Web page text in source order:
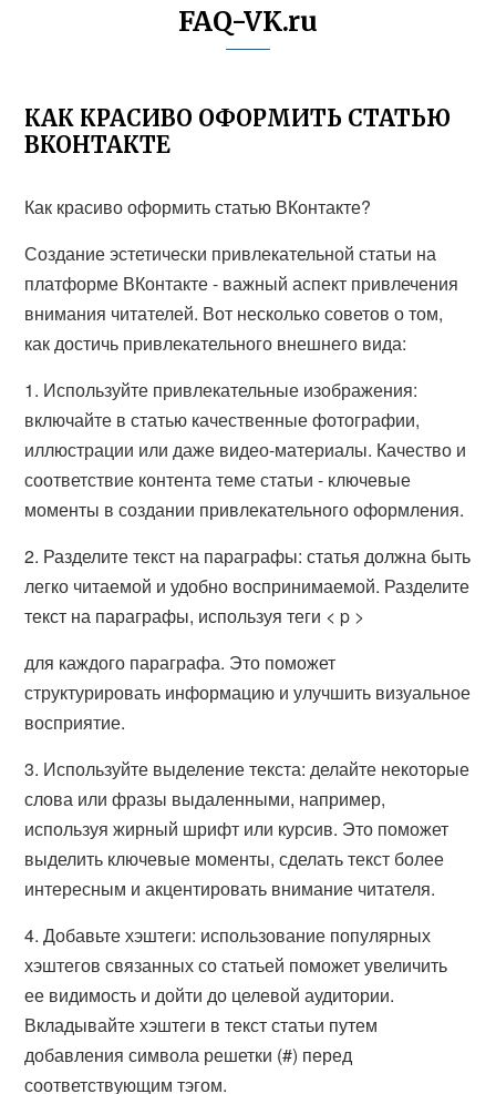
FAQ-VK.ru
КАК КРАСИВО ОФОРМИТЬ СТАТЬЮ
ВКОНТАКТЕ
Как красиво оформить статью ВКонтакте?
Создание эстетически привлекательной статьи на
платформе ВКонтакте - важный аспект привлечения
внимания читателей. Вот несколько советов о том,
как достичь привлекательного внешнего вида:
1. Используйте привлекательные изображения:
включайте в статью качественные фотографии,
иллюстрации или даже видео-материалы. Качество и
соответствие контента теме статьи - ключевые
моменты в создании привлекательного оформления.
2. Разделите текст на параграфы: статья должна быть
легко читаемой и удобно воспринимаемой. Разделите
текст на параграфы, используя теги < p >
для каждого параграфа. Это поможет
структурировать информацию и улучшить визуальное
восприятие.
3. Используйте выделение текста: делайте некоторые
слова или фразы выдаленными, например,
используя жирный шрифт или курсив. Это поможет
выделить ключевые моменты, сделать текст более
интересным и акцентировать внимание читателя.
4. Добавьте хэштеги: использование популярных
хэштегов связанных со статьей поможет увеличить
ее видимость и дойти до целевой аудитории.
Вкладывайте хэштеги в текст статьи путем
добавления символа решетки (#) перед
соответствующим тэгом.